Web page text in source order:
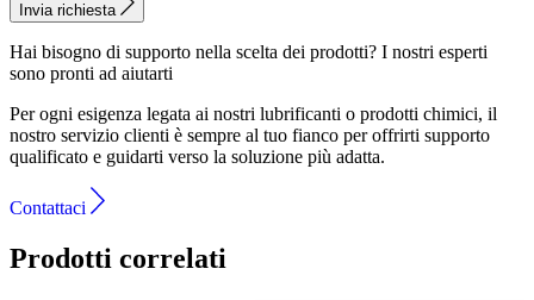
Invia richiesta
Hai bisogno di supporto nella scelta dei prodotti? I nostri esperti
sono pronti ad aiutarti
Per ogni esigenza legata ai nostri lubrificanti o prodotti chimici, il
nostro servizio clienti è sempre al tuo fianco per offrirti supporto
qualificato e guidarti verso la soluzione più adatta.
Contattaci
Prodotti correlati